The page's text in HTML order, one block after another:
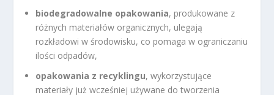
biodegradowalne opakowania, produkowane z
różnych materiałów organicznych, ulegają
rozkładowi w środowisku, co pomaga w ograniczaniu
ilości odpadów,
opakowania z recyklingu, wykorzystujące
materiały już wcześniej używane do tworzenia